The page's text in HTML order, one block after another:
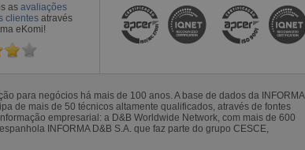
as avaliações
clientes através
eKomi!
para negócios há mais de 100 anos. A base de dados da INFORMA
de mais de 50 técnicos altamente qualificados, através de fontes
empresarial: a D&B Worldwide Network, com mais de 600
INFORMA D&B S.A. que faz parte do grupo CESCE,